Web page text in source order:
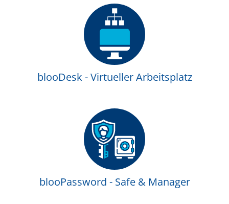
blooDesk - Virtueller Arbeitsplatz
blooPassword - Safe & Manager